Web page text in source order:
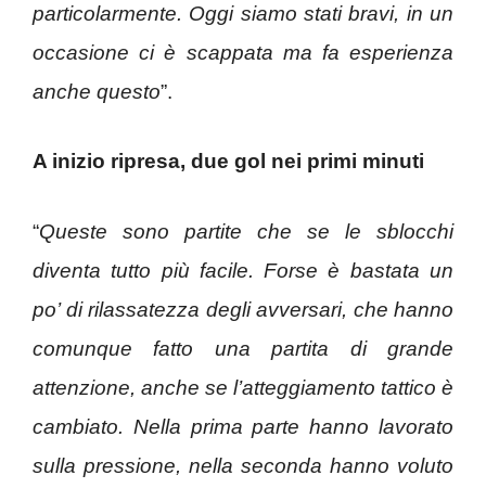
particolarmente. Oggi siamo stati bravi, in un
occasione ci è scappata ma fa esperienza
anche questo”.
A inizio ripresa, due gol nei primi minuti
“Queste sono partite che se le sblocchi
diventa tutto più facile. Forse è bastata un
po’ di rilassatezza degli avversari, che hanno
comunque fatto una partita di grande
attenzione, anche se l’atteggiamento tattico è
cambiato. Nella prima parte hanno lavorato
sulla pressione, nella seconda hanno voluto